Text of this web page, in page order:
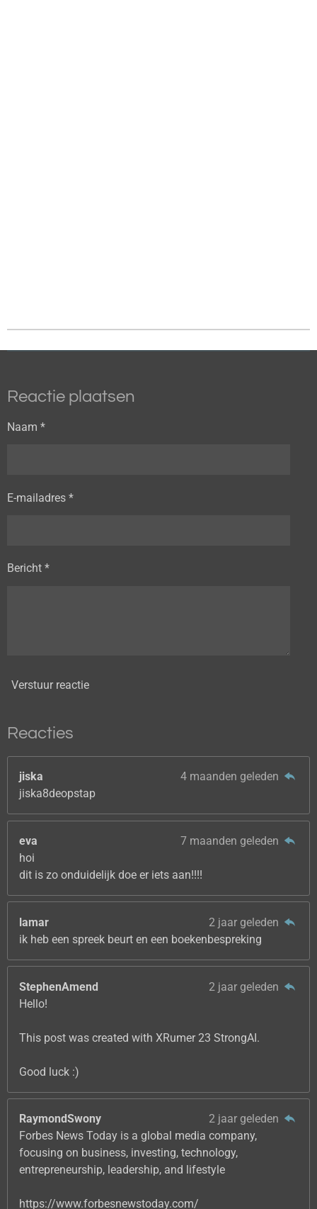
Reactie plaatsen
Naam *
E-mailadres *
Bericht *
Verstuur reactie
Reacties
jiska
4 maanden geleden
jiska8deopstap
eva
7 maanden geleden
hoi
dit is zo onduidelijk doe er iets aan!!!!
lamar
2 jaar geleden
ik heb een spreek beurt en een boekenbespreking
StephenAmend
2 jaar geleden
Hello!
This post was created with XRumer 23 StrongAI.
Good luck :)
RaymondSwony
2 jaar geleden
Forbes News Today is a global media company,
focusing on business, investing, technology,
entrepreneurship, leadership, and lifestyle
https://www.forbesnewstoday.com/